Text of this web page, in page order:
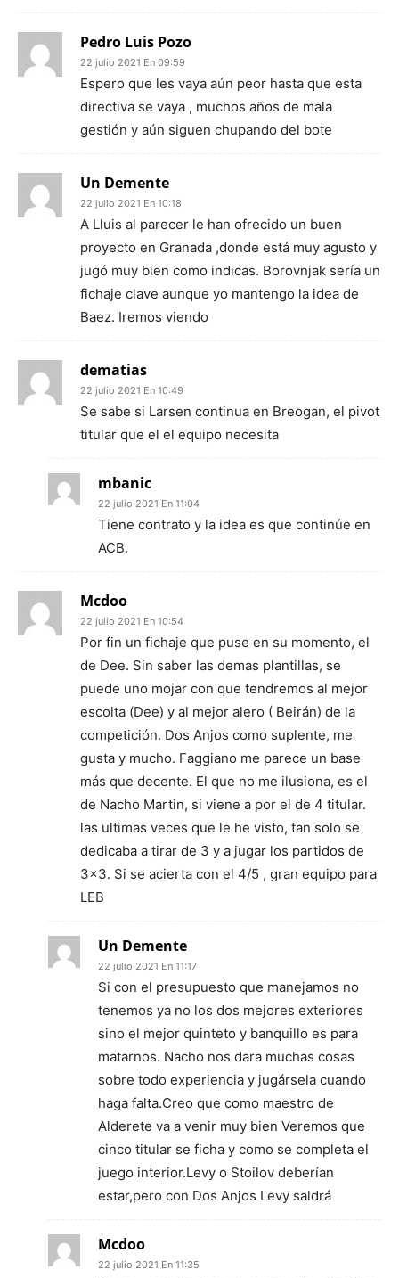
Pedro Luis Pozo
22 julio 2021 En 09:59
Espero que les vaya aún peor hasta que esta
directiva se vaya , muchos años de mala
gestión y aún siguen chupando del bote
Un Demente
22 julio 2021 En 10:18
A Lluis al parecer le han ofrecido un buen
proyecto en Granada ,donde está muy agusto y
jugó muy bien como indicas. Borovnjak sería un
fichaje clave aunque yo mantengo la idea de
Baez. Iremos viendo
dematias
22 julio 2021 En 10:49
Se sabe si Larsen continua en Breogan, el pivot
titular que el el equipo necesita
mbanic
22 julio 2021 En 11:04
Tiene contrato y la idea es que continúe en
ACB.
Mcdoo
22 julio 2021 En 10:54
Por fin un fichaje que puse en su momento, el
de Dee. Sin saber las demas plantillas, se
puede uno mojar con que tendremos al mejor
escolta (Dee) y al mejor alero ( Beirán) de la
competición. Dos Anjos como suplente, me
gusta y mucho. Faggiano me parece un base
más que decente. El que no me ilusiona, es el
de Nacho Martin, si viene a por el de 4 titular.
las ultimas veces que le he visto, tan solo se
dedicaba a tirar de 3 y a jugar los partidos de
3×3. Si se acierta con el 4/5 , gran equipo para
LEB
Un Demente
22 julio 2021 En 11:17
Si con el presupuesto que manejamos no
tenemos ya no los dos mejores exteriores
sino el mejor quinteto y banquillo es para
matarnos. Nacho nos dara muchas cosas
sobre todo experiencia y jugársela cuando
haga falta.Creo que como maestro de
Alderete va a venir muy bien Veremos que
cinco titular se ficha y como se completa el
juego interior.Levy o Stoilov deberían
estar,pero con Dos Anjos Levy saldrá
Mcdoo
22 julio 2021 En 11:35